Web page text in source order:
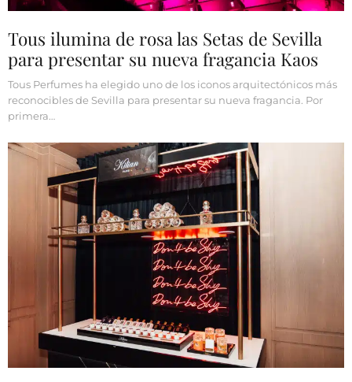
Tous ilumina de rosa las Setas de Sevilla
para presentar su nueva fragancia Kaos
Tous Perfumes ha elegido uno de los iconos arquitectónicos más
reconocibles de Sevilla para presentar su nueva fragancia. Por
primera…